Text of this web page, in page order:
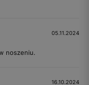
05.11.2024
noszeniu.
16.10.2024